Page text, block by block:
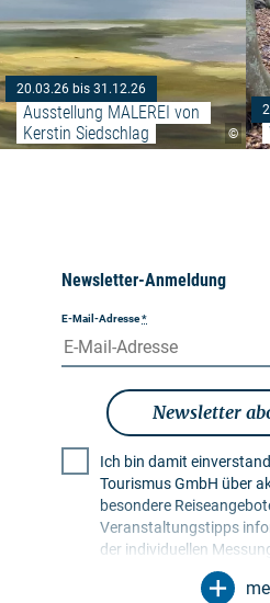
©
20.03.26 bis 31.12.26
Ausstellung MALEREI von
Kerstin Siedschlag
Newsletter-Anmeldung
E-Mail-Adresse*
Newsletter
Ich bin damit
Tourismus GmbH über aktuelle Urlaubsthemen,
besondere
Veranstaltungstipps
der individuellen
Auswertung von
Empfängerprofilen zu